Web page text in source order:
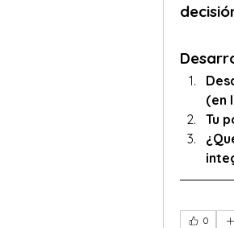
(en
Tu
0